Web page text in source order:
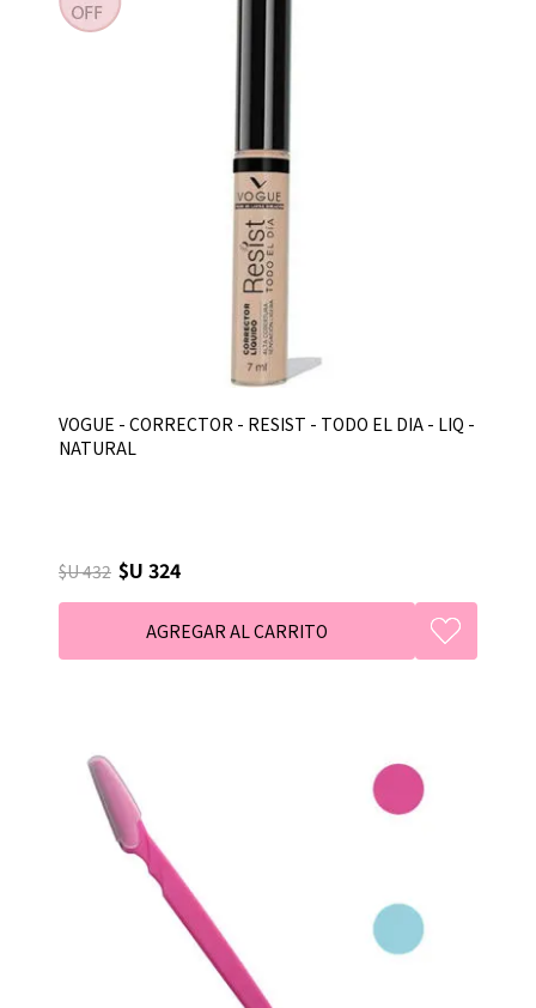
VOGUE - CORRECTOR - RESIST - TODO EL DIA - LIQ -
NATURAL
$U 432 $U 324